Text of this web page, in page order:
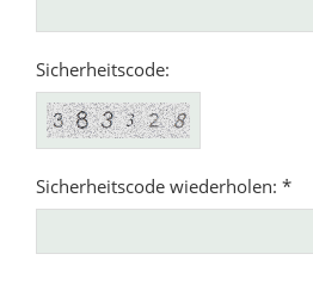
Sicherheitscode:
Sicherheitscode wiederholen: *